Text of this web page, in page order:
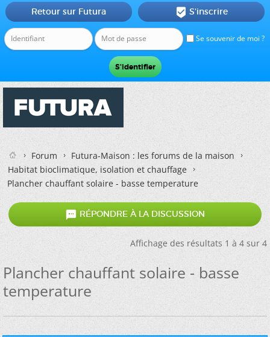
Se souvenir de moi ?
Retour sur Futura  S'inscrire
Forum
Futura-Maison : les forums de la maison
Habitat bioclimatique, isolation et chauffage
Plancher chauffant solaire - basse temperature
 RÉPONDRE À LA DISCUSSION
Affichage des résultats 1 à 4 sur 4
Plancher chauffant solaire - basse
temperature